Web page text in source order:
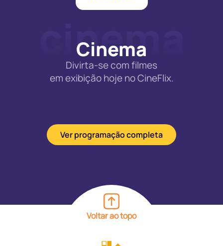
Cinema
Divirta-se com filmes
em exibição hoje no CineFlix.
Ver programação completa
Voltar ao topo